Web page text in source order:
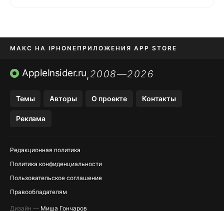
МАКС НА IPHONE ПРИЛОЖЕНИЯ APP STORE
TIKTOK НА IPHONEПРИЛОЖЕНИЯ БЕЗ APP STORE
AppleInsider.ru,2008—2026
Темы Авторы О проекте Контакты
Реклама
Редакционная политика
Политика конфиденциальности
Пользовательское соглашение
Правообладателям
Дизайн — Миша Гончаров